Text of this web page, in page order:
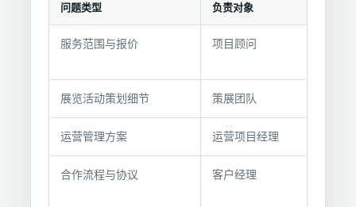
问
响
问题类型 负责对象
服务范围与报价 项目顾问
展览活动策划细节 策展团队
运营管理方案 运营项目经理
合作流程与协议 客户经理